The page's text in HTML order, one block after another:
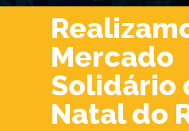
Mercado
Solidário
Natal do